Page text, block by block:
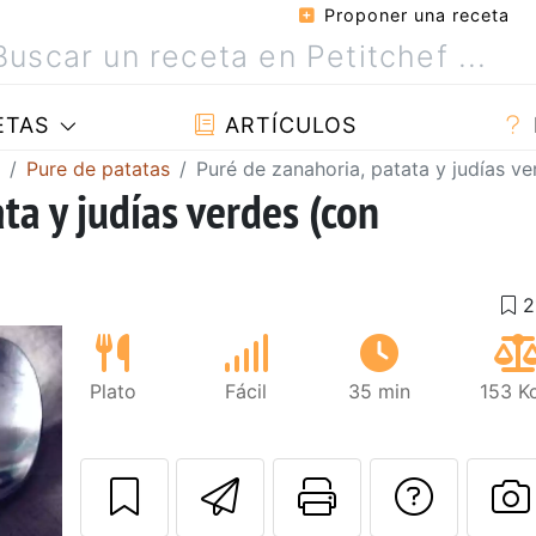
Proponer una receta
ARTÍCULOS
Pure de patatas Puré de zanahoria, patata y judías
y judías verdes (con
Plato Fácil 35 min 153
Enviar esta
Imprimir